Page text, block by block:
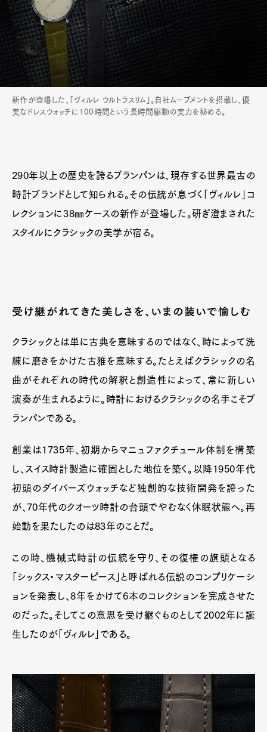
Official Columnist
About
Contact
Pen Meet
Pen international Pen tw
新作が登場した、「ヴィルレ ウルトラスリム」。自社ムーブメントを搭載し、優
美なドレスウォッチに100時間という長時間駆動の実力を秘める。
290年以上の歴史を誇るブランパンは、現存する世界最古の
時計ブランドとして知られる。その伝統が息づく「ヴィルレ」コ
レクションに38㎜ケースの新作が登場した。研ぎ澄まされた
スタイルにクラシックの美学が宿る。
受け継がれてきた美しさを、いまの装いで愉しむ
クラシックとは単に古典を意味するのではなく、時によって洗
練に磨きをかけた古雅を意味する。たとえばクラシックの名
曲がそれぞれの時代の解釈と創造性によって、常に新しい
演奏が生まれるように。時計におけるクラシックの名手こそブ
ランパンである。
創業は1735年、初期からマニュファクチュール体制を構築
し、スイス時計製造に確固とした地位を築く。以降1950年代
初頭のダイバーズウォッチなど独創的な技術開発を誇った
が、70年代のクオーツ時計の台頭でやむなく休眠状態へ。再
始動を果たしたのは83年のことだ。
この時、機械式時計の伝統を守り、その復権の旗頭となる
「シックス・マスターピース」と呼ばれる伝説のコンプリケーシ
ョンを発表し、8年をかけて6本のコレクションを完成させた
のだった。そしてこの意思を受け継ぐものとして2002年に誕
生したのが「ヴィルレ」である。